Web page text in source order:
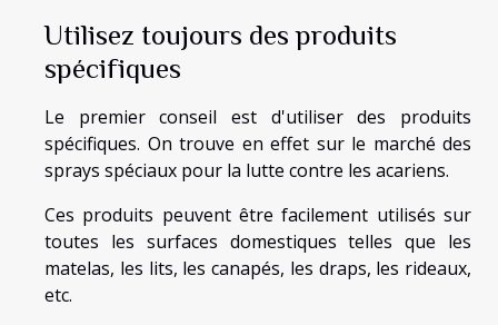
Utilisez toujours des produits
spécifiques
Le premier conseil est d'utiliser des produits
spécifiques. On trouve en effet sur le marché des
sprays spéciaux pour la lutte contre les acariens.
Ces produits peuvent être facilement utilisés sur
toutes les surfaces domestiques telles que les
matelas, les lits, les canapés, les draps, les rideaux,
etc.